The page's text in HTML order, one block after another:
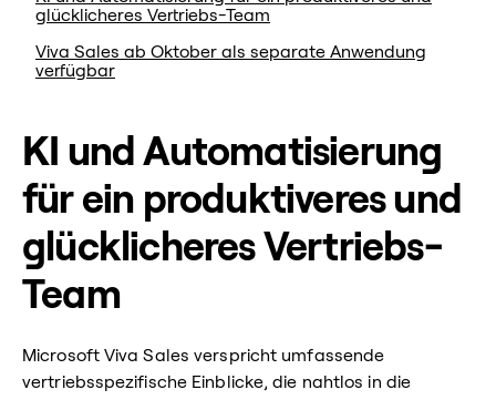
glücklicheres Vertriebs-Team
Viva Sales ab Oktober als separate Anwendung
verfügbar
KI und Automatisierung
für ein produktiveres und
glücklicheres Vertriebs-
Team
Microsoft Viva Sales verspricht umfassende
vertriebsspezifische Einblicke, die nahtlos in die